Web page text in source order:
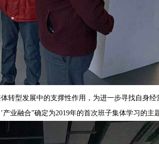
转型发展中的支撑性作用，为进一步寻找自身经
业融合”确定为2019年的首次班子集体学习的主